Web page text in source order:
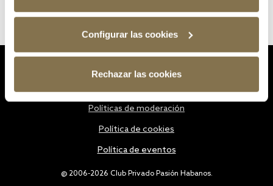
Configurar las cookies
Rechazar las cookies
@ 2006-2026 Club Privado Pasión Habanos.
Políticas de moderación
Política de cookies
Política de eventos